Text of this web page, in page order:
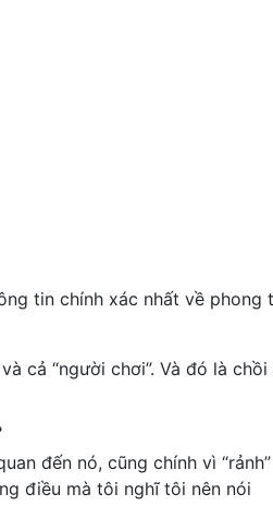
tin chính xác nhất về phong
cả “người chơi”. Và đó là
đến nó, cũng chính vì
điều mà tôi nghĩ tôi nên nói